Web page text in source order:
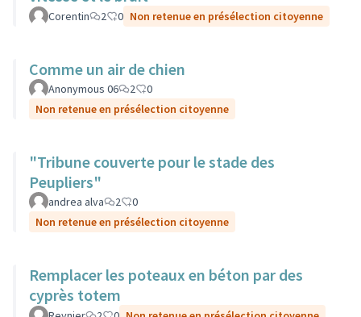
Corentin 2 0 Non retenue en présélection citoyenne
Comme un air de chien
Anonymous 06 2
0
Non retenue en présélection citoyenne
"Tribune couverte pour le stade des
Peupliers"
andrea alva 2
0
Non retenue en présélection citoyenne
Remplacer les poteaux en béton par des
cyprès totem